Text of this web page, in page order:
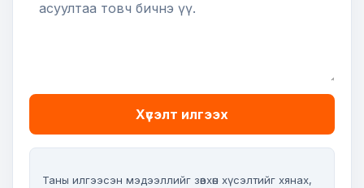
Хүсэлт илгээх
Таны илгээсэн мэдээллийг зөвхөн хүсэлтийг хянах,